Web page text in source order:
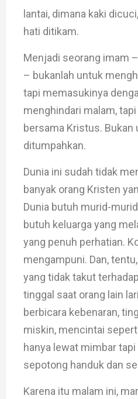
lantai, dimana kaki
hati ditikam.
Menjadi seorang imam
– bukanlah untuk
tapi memasukinya
menghindari malam,
bersama Kristus. Bukan
ditumpahkan.
Dunia ini sudah tidak
banyak orang Kristen
Dunia butuh murid-
butuh keluarga yang
yang penuh perhatian.
mengampuni. Dan,
yang tidak takut
tinggal saat orang lain
berbicara kebenaran,
miskin, mencintai
hanya lewat mimbar
sepotong handuk dan
Karena itu malam ini,